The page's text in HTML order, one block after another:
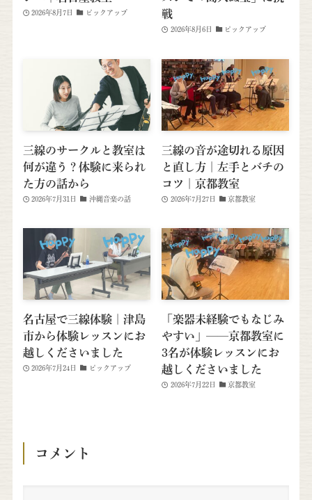
2026年8月7日 ピックアップ
戦
2026年8月6日 ピックアップ
三線のサークルと教室は
何が違う？体験に来られ
た方の話から
2026年7月31日 沖縄音楽の話
三線の音が途切れる原因
と直し方｜左手とバチの
コツ｜京都教室
2026年7月27日 京都教室
名古屋で三線体験｜津島
市から体験レッスンにお
越しくださいました
2026年7月24日 ピックアップ
「楽器未経験でもなじみ
やすい」──京都教室に
3名が体験レッスンにお
越しくださいました
2026年7月22日 京都教室
コメント